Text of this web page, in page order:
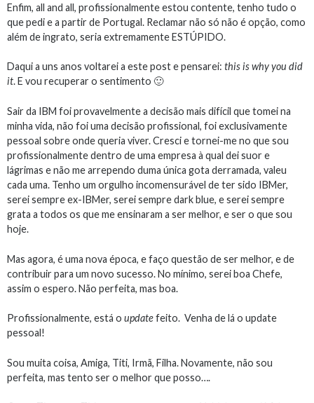
Enfim, all and all, profissionalmente estou contente, tenho tudo o
que pedi e a partir de Portugal. Reclamar não só não é opção, como
além de ingrato, seria extremamente ESTÚPIDO.
Daqui a uns anos voltarei a este post e pensarei: this is why you did
it. E vou recuperar o sentimento 🙂
Sair da IBM foi provavelmente a decisão mais difícil que tomei na
minha vida, não foi uma decisão profissional, foi exclusivamente
pessoal sobre onde queria viver. Cresci e tornei-me no que sou
profissionalmente dentro de uma empresa à qual dei suor e
lágrimas e não me arrependo duma única gota derramada, valeu
cada uma. Tenho um orgulho incomensurável de ter sido IBMer,
serei sempre ex-IBMer, serei sempre dark blue, e serei sempre
grata a todos os que me ensinaram a ser melhor, e ser o que sou
hoje.
Mas agora, é uma nova época, e faço questão de ser melhor, e de
contribuir para um novo sucesso. No mínimo, serei boa Chefe,
assim o espero. Não perfeita, mas boa.
Profissionalmente, está o updatefeito. Venha de lá o update
pessoal!
Sou muita coisa, Amiga, Titi, Irmã, Filha. Novamente, não sou
perfeita, mas tento ser o melhor que posso….